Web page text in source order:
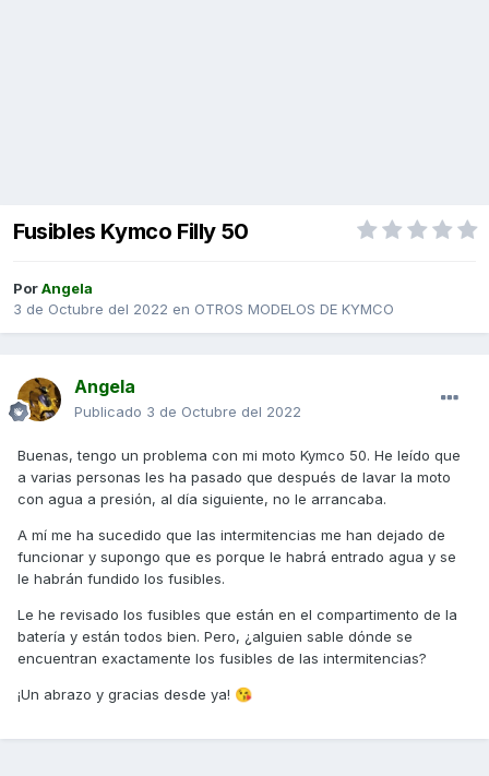
Fusibles Kymco Filly 50
PorAngela
3 de Octubre del 2022 en OTROS MODELOS DE KYMCO
Angela
Publicado 3 de Octubre del 2022
Buenas, tengo un problema con mi moto Kymco 50. He leído que
a varias personas les ha pasado que después de lavar la moto
con agua a presión, al día siguiente, no le arrancaba.
A mí me ha sucedido que las intermitencias me han dejado de
funcionar y supongo que es porque le habrá entrado agua y se
le habrán fundido los fusibles.
Le he revisado los fusibles que están en el compartimento de la
batería y están todos bien. Pero, ¿alguien sable dónde se
encuentran exactamente los fusibles de las intermitencias?
¡Un abrazo y gracias desde ya! 😘